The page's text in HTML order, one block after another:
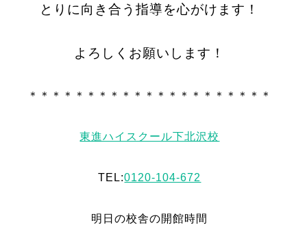
とりに向き合う指導を心がけます！
よろしくお願いします！
＊＊＊＊＊＊＊＊＊＊＊＊＊＊＊＊＊＊＊＊＊
東進ハイスクール下北沢校
TEL:0120-104-672
明日の校舎の開館時間